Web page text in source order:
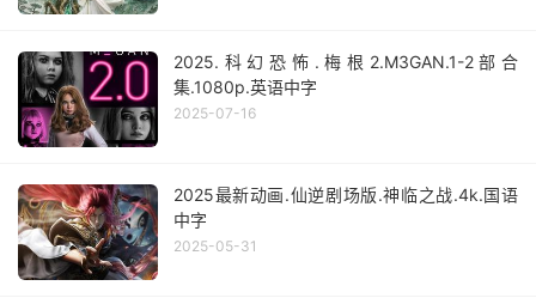
2025.科幻恐怖.梅根2.M3GAN.1-2部合
集.1080p.英语中字
2025-07-16
2025最新动画.仙逆剧场版.神临之战.4k.国语
中字
2025-05-31